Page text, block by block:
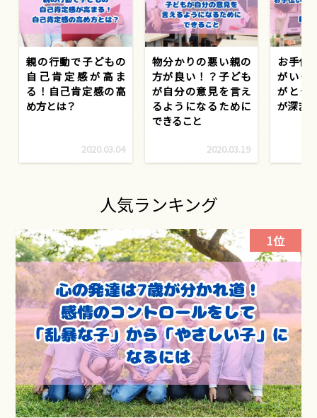
親の行動で子どもの
自己肯定感が高ま
る！自己肯定感の高
め方とは？
2020.03.04
物分かりの悪い親の
方が良い！？子ども
が自分の意見を言え
るようになるために
できること
2020.03.19
お手伝
がいっ
がとう
が深まる
人気ランキング
1位